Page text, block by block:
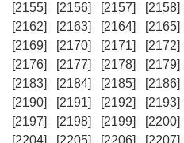
[2155]
[2156] [2157] [2158]
[2162]
[2163] [2164] [2165]
[2169]
[2170] [2171] [2172]
[2176]
[2177] [2178] [2179]
[2183]
[2184] [2185] [2186]
[2190]
[2191] [2192] [2193]
[2197]
[2198] [2199] [2200]
[2204]
[2205] [2206] [2207]